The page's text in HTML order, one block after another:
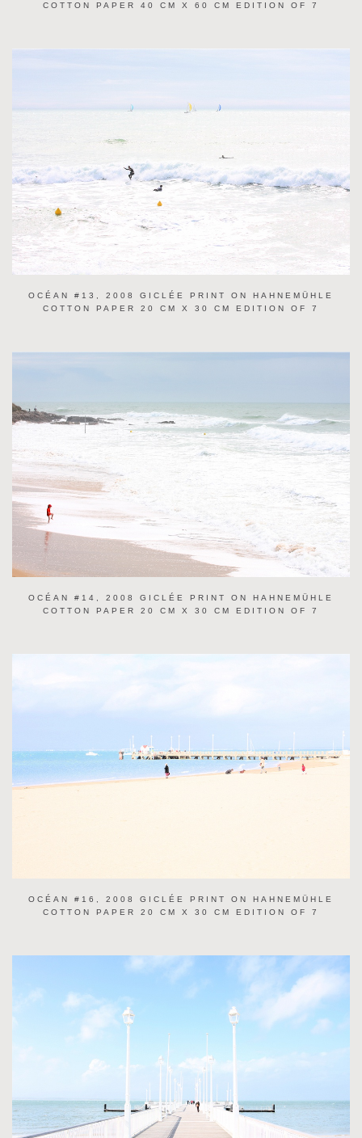
COTTON PAPER 40 CM X 60 CM EDITION OF 7
OCÉAN #13, 2008 GICLÉE PRINT ON HAHNEMÜHLE
COTTON PAPER 20 CM X 30 CM EDITION OF 7
OCÉAN #14, 2008 GICLÉE PRINT ON HAHNEMÜHLE
COTTON PAPER 20 CM X 30 CM EDITION OF 7
OCÉAN #16, 2008 GICLÉE PRINT ON HAHNEMÜHLE
COTTON PAPER 20 CM X 30 CM EDITION OF 7